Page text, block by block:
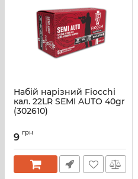
Набій нарізний Fiocchi
кал. 22LR SEMI AUTO 40gr
(302610)
9 грн